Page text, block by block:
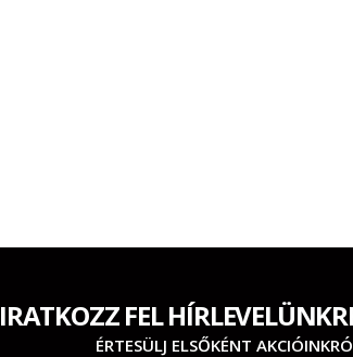
IRATKOZZ FEL
ÉRTESÜLJ ELSŐKÉNT